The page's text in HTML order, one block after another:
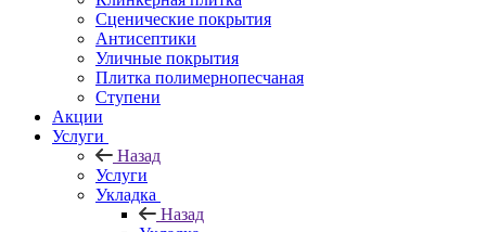
Сценические покрытия
Антисептики
Уличные покрытия
Плитка полимернопесчаная
Ступени
Акции
Услуги
Назад
Услуги
Укладка
Назад